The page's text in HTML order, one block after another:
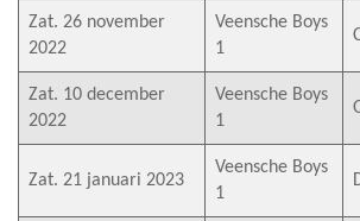
Zat. 26 november
2022
Veensche Boys
1
Zat. 10 december
2022
Veensche Boys
1
Zat. 21 januari 2023
Veensche Boys
1